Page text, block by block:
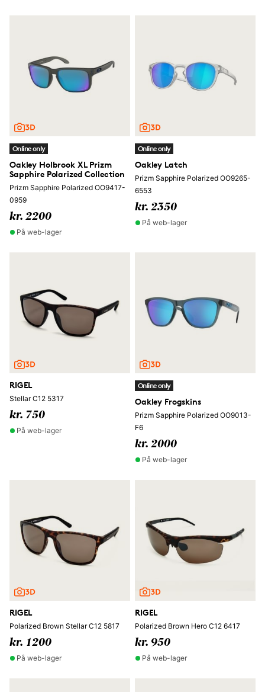
Online only
Oakley Holbrook XL Prizm
Sapphire Polarized Collection
Prizm Sapphire Polarized OO9417-
0959
kr. 2200
På web-lager
Online only
Oakley Latch
Prizm Sapphire Polarized OO9265-
6553
kr. 2350
På web-lager
RIGEL
Stellar C12 5317
kr. 750
På web-lager
Online only
Oakley Frogskins
Prizm Sapphire Polarized OO9013-
F6
kr. 2000
På web-lager
RIGEL
Polarized Brown Stellar C12 5817
kr. 1200
På web-lager
RIGEL
Polarized Brown Hero C12 6417
kr. 950
På web-lager